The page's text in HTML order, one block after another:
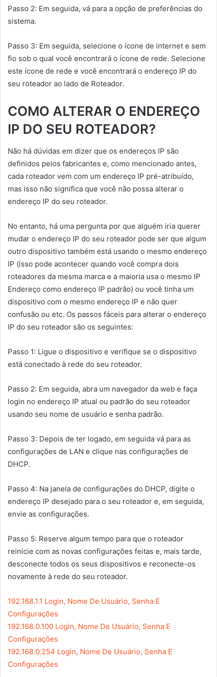
Passo 2: Em seguida, vá para a opção de preferências do
sistema.
Passo 3: Em seguida, selecione o ícone de internet e sem
fio sob o qual você encontrará o ícone de rede. Selecione
este ícone de rede e você encontrará o endereço IP do
seu roteador ao lado de Roteador.
COMO ALTERAR O ENDEREÇO
IP DO SEU ROTEADOR?
Não há dúvidas em dizer que os endereços IP são
definidos pelos fabricantes e, como mencionado antes,
cada roteador vem com um endereço IP pré-atribuído,
mas isso não significa que você não possa alterar o
endereço IP do seu roteador.
No entanto, há uma pergunta por que alguém iria querer
mudar o endereço IP do seu roteador pode ser que algum
outro dispositivo também está usando o mesmo endereço
IP (isso pode acontecer quando você compra dois
roteadores da mesma marca e a maioria usa o mesmo IP
Endereço como endereço IP padrão) ou você tinha um
dispositivo com o mesmo endereço IP e não quer
confusão ou etc. Os passos fáceis para alterar o endereço
IP do seu roteador são os seguintes:
Passo 1: Ligue o dispositivo e verifique se o dispositivo
está conectado à rede do seu roteador.
Passo 2: Em seguida, abra um navegador da web e faça
login no endereço IP atual ou padrão do seu roteador
usando seu nome de usuário e senha padrão.
Passo 3: Depois de ter logado, em seguida vá para as
configurações de LAN e clique nas configurações de
DHCP.
Passo 4: Na janela de configurações do DHCP, digite o
endereço IP desejado para o seu roteador e, em seguida,
envie as configurações.
Passo 5: Reserve algum tempo para que o roteador
reinicie com as novas configurações feitas e, mais tarde,
desconecte todos os seus dispositivos e reconecte-os
novamente à rede do seu roteador.
192.168.1.1 Login, Nome De Usuário, Senha E
Configurações
192.168.0.100 Login, Nome De Usuário, Senha E
Configurações
192.168.0.254 Login, Nome De Usuário, Senha E
Configurações